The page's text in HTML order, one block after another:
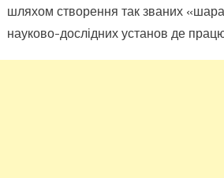
шляхом створення так званих
науково-дослідних установ де